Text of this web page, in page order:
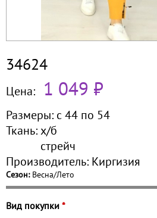
34624
Цена: 1 049 ₽
Размеры: с 44 по 54
Ткань:х/б
стрейч
Производитель: Киргизия
Сезон: Весна/Лето
Вид покупки *